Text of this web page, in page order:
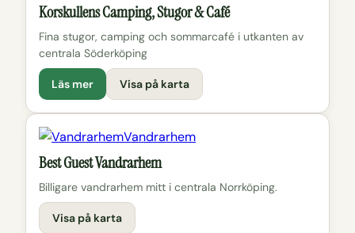
Korskullens Camping, Stugor & Café
Fina stugor, camping och sommarcafé i utkanten av
centrala Söderköping
Läs mer Visa på karta
Vandrarhem
Best Guest Vandrarhem
Billigare vandrarhem mitt i centrala Norrköping.
Visa på karta